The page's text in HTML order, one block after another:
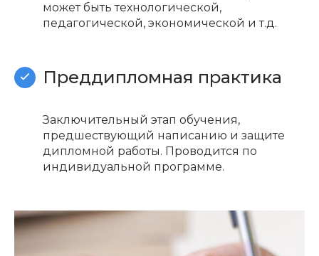
может быть технологической,
педагогической, экономической и т.д.
Преддипломная практика
Заключительный этап обучения,
предшествующий написанию и защите
дипломной работы. Проводится по
индивидуальной программе.